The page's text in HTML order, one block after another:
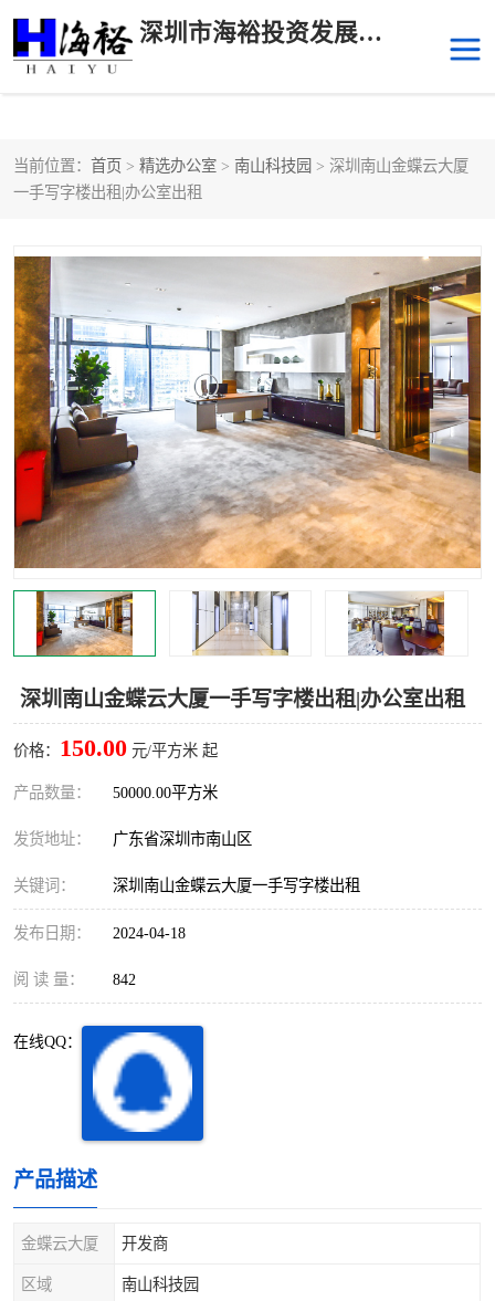
深圳市海裕投资发展有限公司
当前位置： 首页 > 精选办公室 > 南山科技园 > 深圳南山金蝶云大厦
一手写字楼出租|办公室出租
深圳南山金蝶云大厦一手写字楼出租|办公室出租
价格： 150.00 元/平方米 起
产品数量： 50000.00平方米
发货地址： 广东省深圳市南山区
关键词： 深圳南山金蝶云大厦一手写字楼出租
发布日期： 2024-04-18
阅 读 量： 842
在线QQ：
产品描述
金蝶云大厦 开发商
区域 南山科技园
后海
前海 深圳湾科技生态园
福田中心区写字楼租赁 宝安中心区
深圳宝安 福田车公庙
罗湖水贝 南山南油
龙华 罗湖区
宝安区 西乡
兴东 石岩
车公庙
中心区
南山区 西丽
深圳超级总部基地 后海
龙岗区
光明区